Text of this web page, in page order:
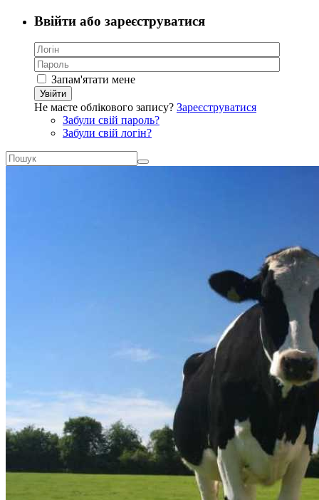
Ввійти або зареєструватися
Запам'ятати мене
Увійти
Не маєте облікового запису? Зареєструватися
Забули свій пароль?
Забули свій логін?